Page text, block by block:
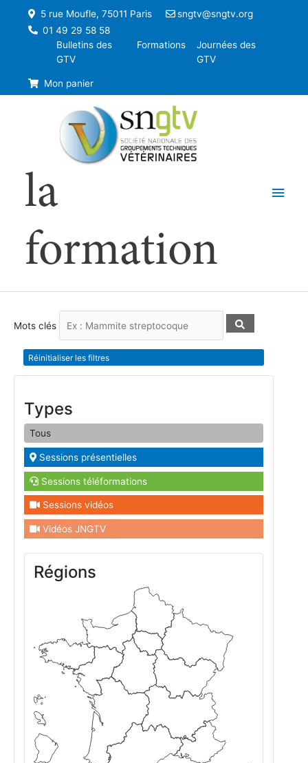
5 rue Moufle, 75011 Paris
sngtv@sngtv.org
01 49 29 58 58
Bulletins des
GTV
Formations
Journées des
GTV
Mon panier
la
formation
Mots clés
Réinitialiser les filtres
Types
Tous
Sessions présentielles
Sessions téléformations
Sessions vidéos
Vidéos JNGTV
Régions